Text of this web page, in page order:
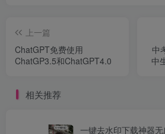
上一篇
ChatGPT免费使用
ChatGP3.5和ChatGPT4.0
中
中
相关推荐
一键去水印下载神器无